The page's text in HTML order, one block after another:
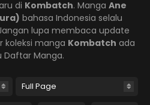
di Kombatch. Manga Ane
bahasa Indonesia selalu
lupa membaca update
koleksi manga Kombatch ada
Daftar Manga.